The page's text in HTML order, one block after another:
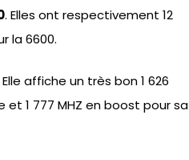
. Elles ont respectivement 12
la 6600.
Elle affiche un très bon 1 626
et 1 777 MHZ en boost pour sa